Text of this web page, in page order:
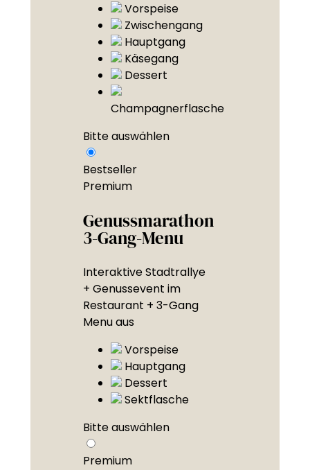
Vorspeise
Zwischengang
Hauptgang
Käsegang
Dessert
Champagnerflasche
Bitte auswählen
Bestseller
Premium
Genussmarathon
3-Gang-Menu
Interaktive Stadtrallye
+ Genussevent im
Restaurant + 3-Gang
Menu aus
Vorspeise
Hauptgang
Dessert
Sektflasche
Bitte auswählen
Premium